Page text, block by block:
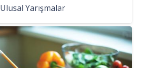
Ulusal Yarışmalar